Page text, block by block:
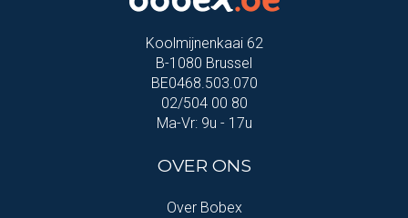
Koolmijnenkaai 62
B-1080 Brussel
BE0468.503.070
02/504 00 80
Ma-Vr: 9u - 17u
OVER ONS
Over Bobex